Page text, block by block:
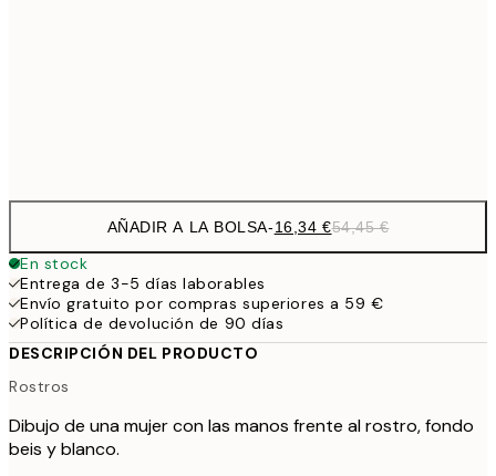
AÑADIR A LA BOLSA-16,34 €54,45 €
En stock
Entrega de 3-5 días laborables
Envío gratuito por compras superiores a 59 €
Política de devolución de 90 días
DESCRIPCIÓN DEL PRODUCTO
Rostros
Dibujo de una mujer con las manos frente al rostro, fondo
beis y blanco.